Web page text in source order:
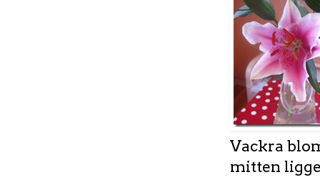
Vackra
mitten